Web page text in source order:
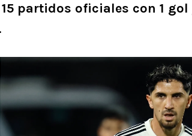
15 partidos oficiales con 1
.